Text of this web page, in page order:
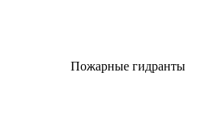
Пожарные гидранты